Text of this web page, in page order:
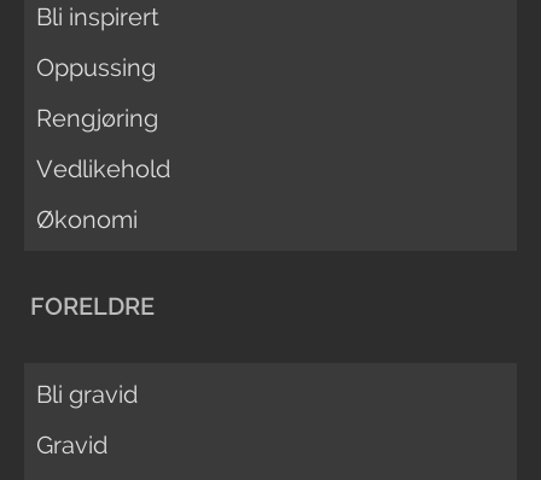
Bli inspirert
Oppussing
Rengjøring
Vedlikehold
Økonomi
FORELDRE
Bli gravid
Gravid